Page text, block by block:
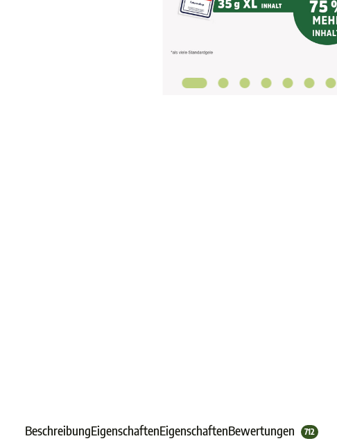
BeschreibungEigenschaftenEigenschaftenBewertungen 712